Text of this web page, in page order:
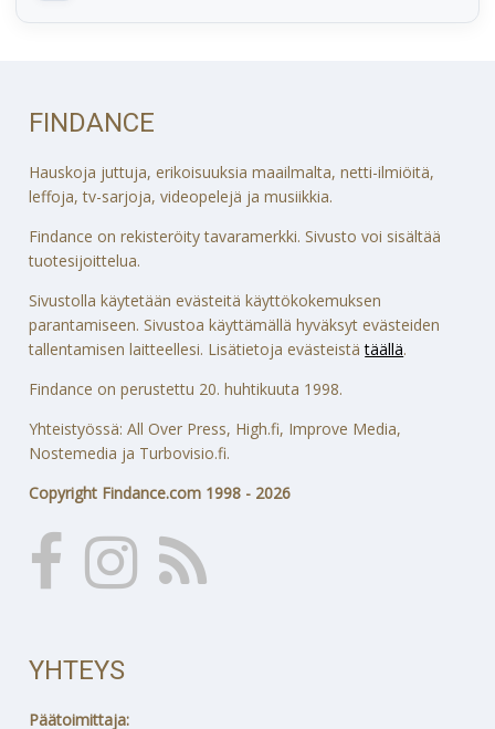
FINDANCE
Hauskoja juttuja, erikoisuuksia maailmalta, netti-ilmiöitä,
leffoja, tv-sarjoja, videopelejä ja musiikkia.
Findance on rekisteröity tavaramerkki. Sivusto voi sisältää
tuotesijoittelua.
Sivustolla käytetään evästeitä käyttökokemuksen
parantamiseen. Sivustoa käyttämällä hyväksyt evästeiden
tallentamisen laitteellesi. Lisätietoja evästeistätäällä.
Findance on perustettu 20. huhtikuuta 1998.
Yhteistyössä: All Over Press, High.fi, Improve Media,
Nostemedia ja Turbovisio.fi.
Copyright Findance.com 1998 - 2026
YHTEYS
Päätoimittaja: